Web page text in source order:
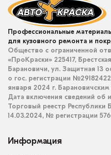
Профессиональные
для кузовного ремонта и
Общество с ограниченной
«ПроКраски» 225417,
Барановичи, ул. Защитная 13
о гос. регистрации
января 2024 г.
Дата включения сведений об
Торговый реестр Республики
14.03.2024, № регистрации
Информация